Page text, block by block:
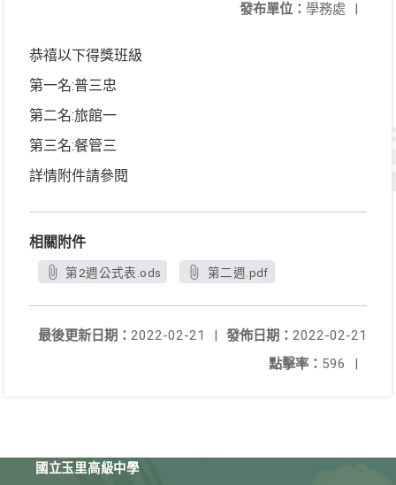
發布單位： 學務處 |
恭禧以下得獎班級
第一名:普三忠
第二名:旅館一
第三名:餐管三
詳情附件請參閱
相關附件
第2週公式表.ods 第二週.pdf
發佈日期： 2022-02-21
最後更新日期： 2022-02-21
|
點擊率： 596 |
國立玉里高級中學